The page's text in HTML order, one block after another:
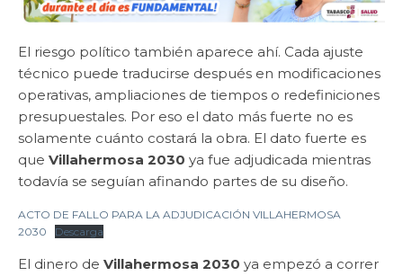
El riesgo político también aparece ahí. Cada ajuste
técnico puede traducirse después en modificaciones
operativas, ampliaciones de tiempos o redefiniciones
presupuestales. Por eso el dato más fuerte no es
solamente cuánto costará la obra. El dato fuerte es
que Villahermosa 2030 ya fue adjudicada mientras
todavía se seguían afinando partes de su diseño.
ACTO DE FALLO PARA LA ADJUDICACIÓN VILLAHERMOSA
2030
Descarga
El dinero de Villahermosa 2030 ya empezó a correr